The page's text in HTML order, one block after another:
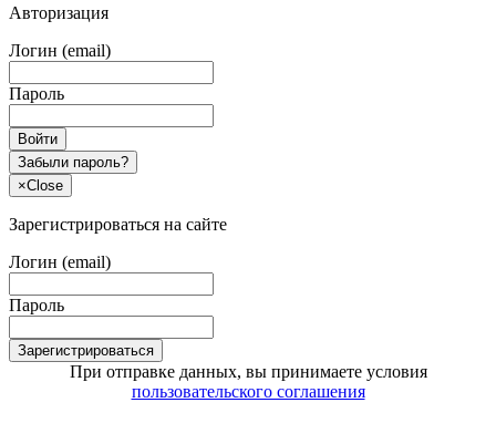
Авторизация
Логин (email)
Пароль
Войти
Забыли пароль?
×Close
Зарегистрироваться на сайте
Логин (email)
Пароль
Зарегистрироваться
При отправке данных, вы принимаете условия
пользовательского соглашения